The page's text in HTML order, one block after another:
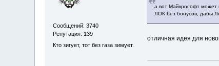
Сообщений: 3740
Репутация: 139
Кто зигует, тот без газа зимует.
а вот Майкрософт может
ЛОК без бонусов, дабы
отличная идея для